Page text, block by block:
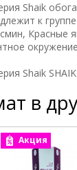
Shaik
к
Красные
Shaik
в
Акция